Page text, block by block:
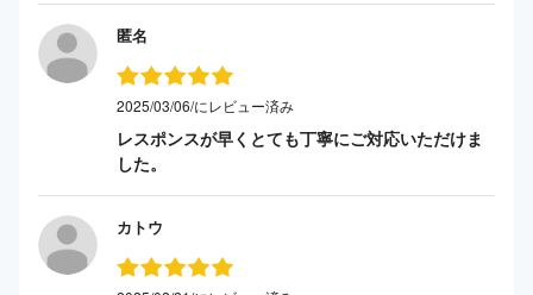
匿名
2025/03/06/にレビュー済み
レスポンスが早くとても丁寧にご対応いただけま
した。
カトウ